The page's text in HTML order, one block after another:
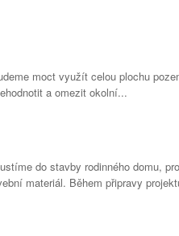
moct využít celou plochu
a omezit okolní...
do stavby rodinného domu,
materiál. Během připravy